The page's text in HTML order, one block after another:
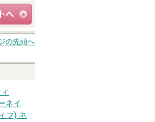
サイト
へ
の先頭へ
ネイ
ブ) ネ